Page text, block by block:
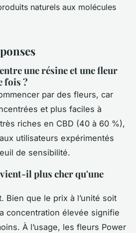
naturels aux molécules
une résine et une fleur
fois ?
par des fleurs, car
et plus faciles à
riches en CBD (40 à 60 %),
utilisateurs expérimentés
de sensibilité.
il plus cher qu'une
Bien que le prix à l’unité soit
concentration élevée signifie
À l’usage, les fleurs Power